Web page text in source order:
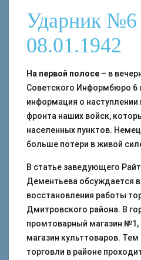
Ударник №6
08.01.1942
На первой полосе – в
Советского Информбюро 6
информация о наступлении
фронта наших войск,
населенных пунктов.
больше потери в живой
В статье заведующего
Дементьева обсуждается
восстановления работы
Дмитровского района. В
промтоварный магазин
магазин культтоваров.
торговли в районе